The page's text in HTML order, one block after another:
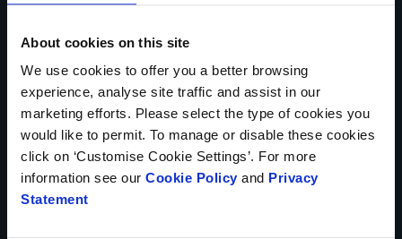
About cookies on this site
We use cookies to offer you a better browsing
experience, analyse site traffic and assist in our
marketing efforts. Please select the type of cookies you
would like to permit. To manage or disable these cookies
click on ‘Customise Cookie Settings’. For more
information see our Cookie Policy and Privacy
Statement
MENSAJE*
Sí, me gustaría recibir actualizaciones sobre las marcas,